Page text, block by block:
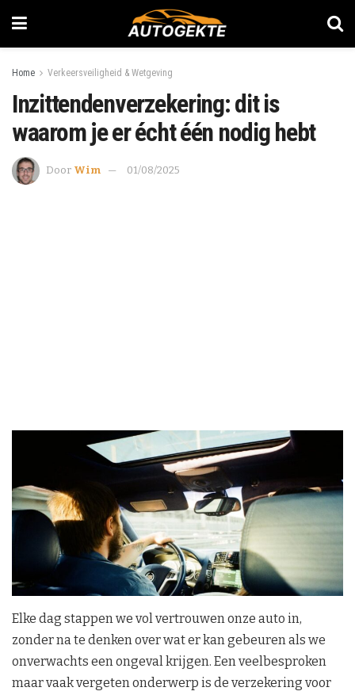
Home Verkeersveiligheid & Wetgeving
Inzittendenverzekering: dit is
waarom je er écht één nodig hebt
Door Wim 01/08/2025
Elke dag stappen we vol vertrouwen onze auto in,
zonder na te denken over wat er kan gebeuren als we
onverwachts een ongeval krijgen. Een veelbesproken
maar vaak vergeten onderwerp is de verzekering voor